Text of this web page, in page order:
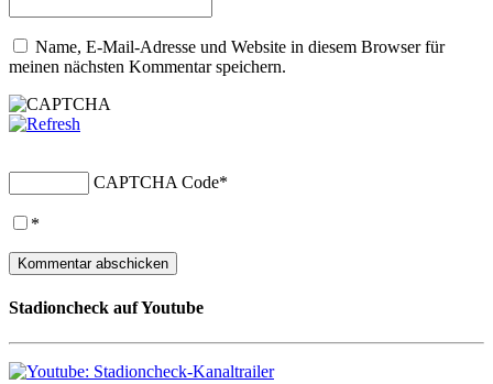
Name, E-Mail-Adresse und Website in diesem Browser für
meinen nächsten Kommentar speichern.
CAPTCHA Code*
*
Stadioncheck auf Youtube